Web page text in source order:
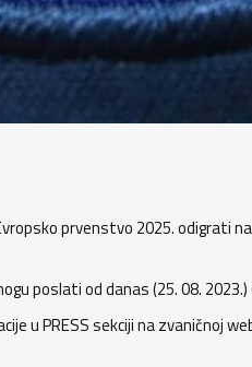
prvenstvo 2025. odigrati
poslati od danas (25. 08. 2023.)
u PRESS sekciji na zvaničnoj